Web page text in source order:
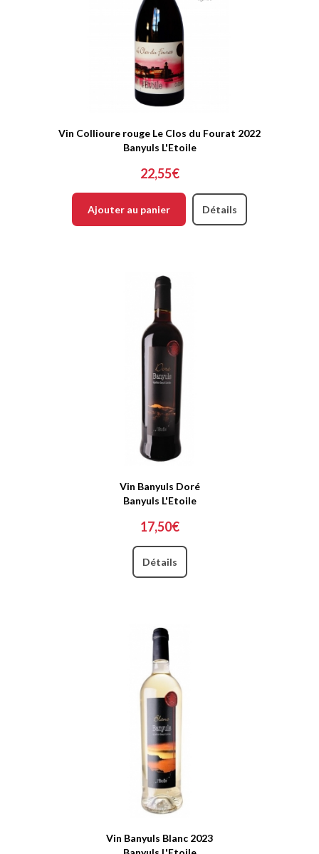
Vin Collioure rouge Le Clos du Fourat 2022
Banyuls L'Etoile
22,55€
Ajouter au panier Détails
Vin Banyuls Doré
Banyuls L'Etoile
17,50€
Détails
Vin Banyuls Blanc 2023